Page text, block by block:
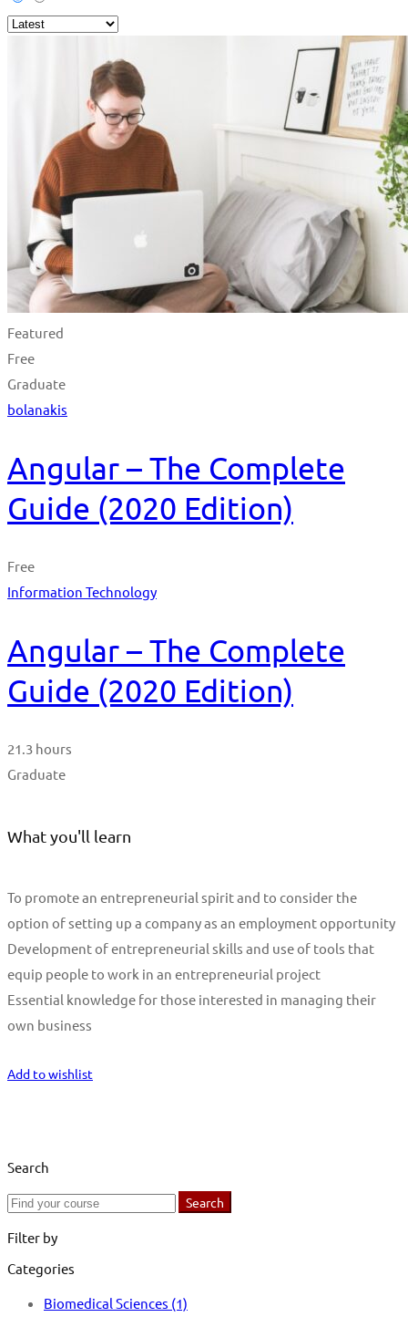
Featured
Free
Graduate
bolanakis
Angular – The Complete
Guide (2020 Edition)
Free
Information Technology
Angular – The Complete
Guide (2020 Edition)
21.3 hours
Graduate
What you'll learn
To promote an entrepreneurial spirit and to consider the
option of setting up a company as an employment opportunity
Development of entrepreneurial skills and use of tools that
equip people to work in an entrepreneurial project
Essential knowledge for those interested in managing their
own business
Add to wishlist
Search
Search
Search
Filter by
Categories
Biomedical Sciences (1)